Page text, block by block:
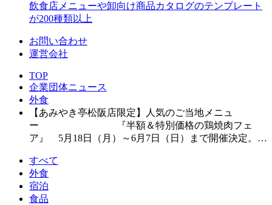
飲食店メニューや卸向け商品カタログのテンプレート
が200種類以上
お問い合わせ
運営会社
TOP
企業団体ニュース
外食
【あみやき亭松阪店限定】人気のご当地メニュ
ー 『半額＆特別価格の鶏焼肉フェ
ア』 5月18日（月）～6月7日（日）まで開催決定。…
すべて
外食
宿泊
食品